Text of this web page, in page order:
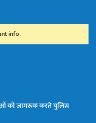
info.
को जागरूक करते पुलिस